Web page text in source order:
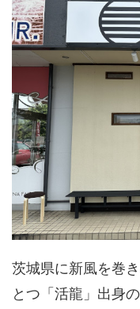
茨城県に新風を巻
とつ「活龍」出身